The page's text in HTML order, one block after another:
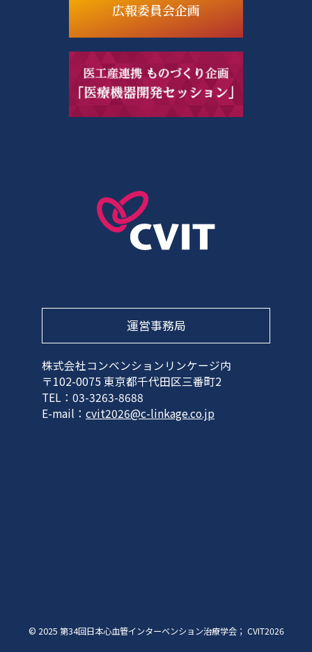
広報委員会企画
運営事務局
株式会社コンベンションリンケージ内
〒102-0075 東京都千代田区三番町2
TEL：03-3263-8688
E-mail： cvit2026@c-linkage.co.jp
© 2025 第34回日本心血管インターベンション治療学会； CVIT2026